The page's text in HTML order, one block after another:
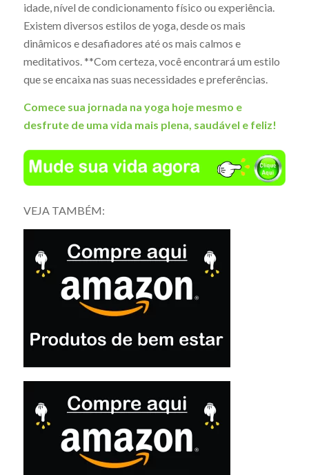
idade, nível de condicionamento físico ou experiência.
Existem diversos estilos de yoga, desde os mais
dinâmicos e desafiadores até os mais calmos e
meditativos. **Com certeza, você encontrará um estilo
que se encaixa nas suas necessidades e preferências.
Comece sua jornada na yoga hoje mesmo e
desfrute de uma vida mais plena, saudável e feliz!
VEJA TAMBÉM: